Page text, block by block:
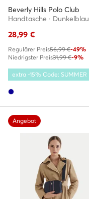
Beverly Hills Polo Club
Handtasche · Dunkelblau
28,99 €
Regulärer Preis56,99 €-49%
Niedrigster Preis31,99 €-9%
extra -15% Code: SUMMER
Angebot